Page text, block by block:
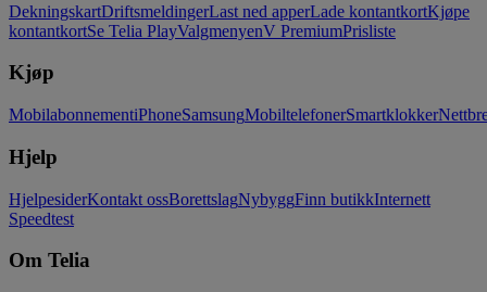
DekningskartDriftsmeldingerLast ned apperLade kontantkortKjøpe
kontantkortSe Telia PlayValgmenyenV PremiumPrisliste
Kjøp
MobilabonnementiPhoneSamsungMobiltelefonerSmartklokker
Hjelp
HjelpesiderKontakt ossBorettslagNybyggFinn butikkInternett
Speedtest
Om Telia